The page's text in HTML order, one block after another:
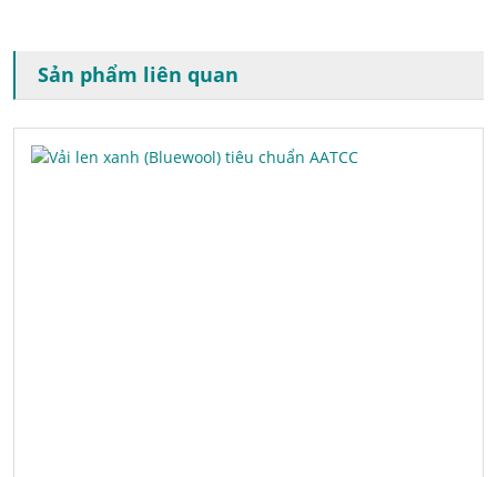
Sản phẩm liên quan